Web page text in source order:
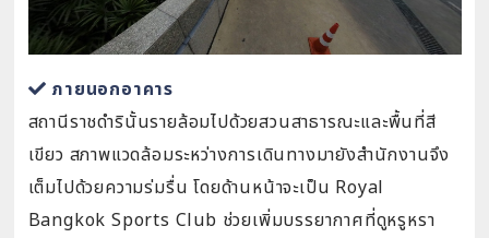
ภายนอกอาคาร
สถานีราชดำรินั้นรายล้อมไปด้วยสวนสาธารณะและพื้นที่สี
เขียว สภาพแวดล้อมระหว่างการเดินทางมายังสำนักงานจึง
เต็มไปด้วยความร่มรื่น โดยด้านหน้าจะเป็น Royal
Bangkok Sports Club ช่วยเพิ่มบรรยากาศที่ดูหรูหรา